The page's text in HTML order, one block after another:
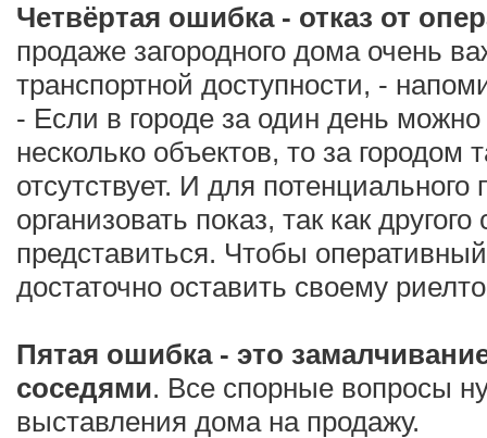
Четвёртая ошибка - отказ от
продаже загородного дома очень
транспортной доступности, -
- Если в городе за один день можно
несколько объектов, то за городом
отсутствует. И для
организовать показ, так как
представиться. Чтобы
достаточно оставить своему
Пятая ошибка - это
соседями. Все спорные вопросы
выставления дома на продажу.